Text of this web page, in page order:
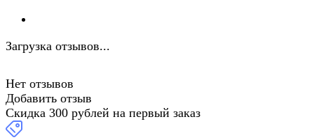
Загрузка отзывов...
Нет отзывов
Добавить отзыв
Скидка 300 рублей на первый заказ